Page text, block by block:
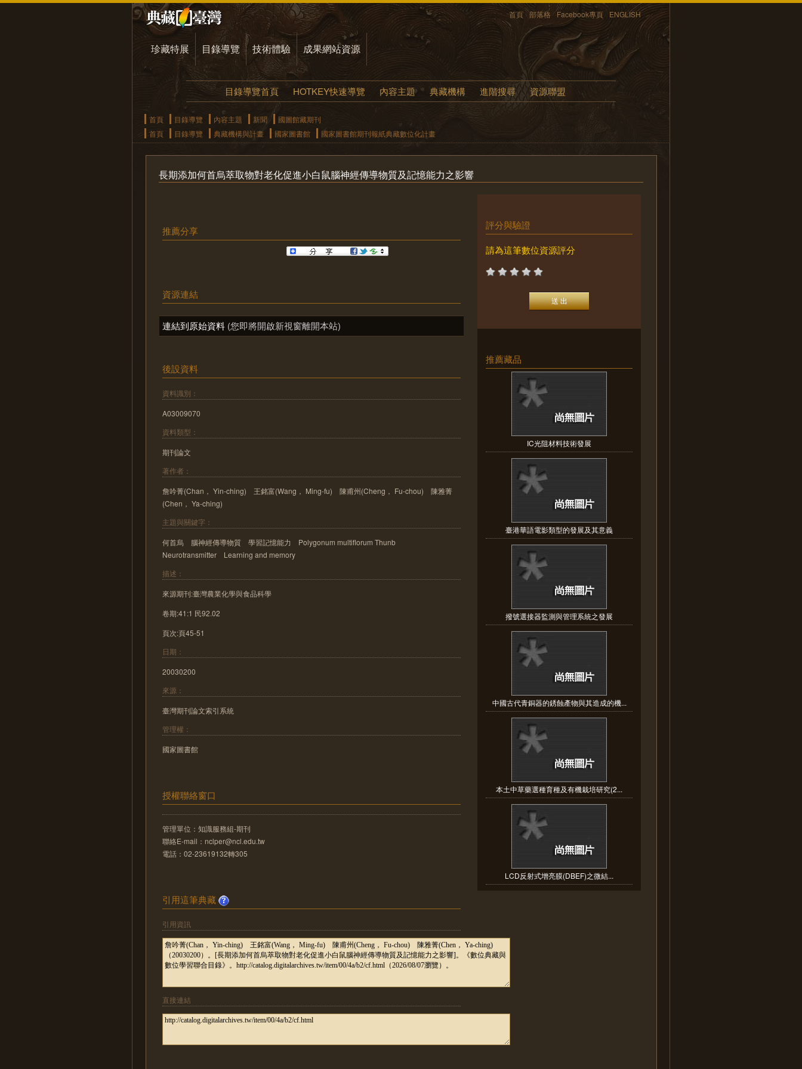
首頁 部落格 Facebook專頁 ENGLISH
珍藏特展 目錄導覽 技術體驗 成果網站資源
目錄導覽首頁 HOTKEY快速導覽 內容主題 典藏機構 進階搜尋 資源聯盟
首頁 目錄導覽 內容主題 新聞
國圖館藏期刊
首頁
目錄導覽 典藏機構與計畫 國家圖書館 國家圖書館期刊報紙典藏數位化計畫
長期添加何首烏萃取物對老化促進小白鼠腦神經傳導物質及記憶能力之影響
推薦分享
資源連結
連結到原始資料 (您即將開啟新視窗離開本站)
後設資料
資料識別：
A03009070
資料類型：
期刊論文
著作者：
詹吟菁(Chan， Yin-ching) 王銘富(Wang， Ming-fu) 陳甫州(Cheng， Fu-chou) 陳雅菁
(Chen， Ya-ching)
主題與關鍵字：
何首烏 腦神經傳導物質 學習記憶能力 Polygonum multiflorum Thunb
Neurotransmitter Learning and memory
描述：
來源期刊:臺灣農業化學與食品科學
卷期:41:1 民92.02
頁次:頁45-51
日期：
20030200
來源：
臺灣期刊論文索引系統
管理權：
國家圖書館
授權聯絡窗口
管理單位：知識服務組-期刊
聯絡E-mail：nclper@ncl.edu.tw
電話：02-23619132轉305
引用這筆典藏
引用資訊
直接連結
評分與驗證
請為這筆數位資源評分
推薦藏品
IC光阻材料技術發展
臺港華語電影類型的發展及其意義
撥號選接器監測與管理系統之發展
中國古代青銅器的銹蝕產物與其造成的機...
本土中草藥選種育種及有機栽培研究(2...
LCD反射式增亮膜(DBEF)之微結...